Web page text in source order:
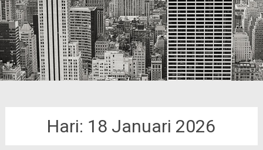
Hari: 18 Januari 2026